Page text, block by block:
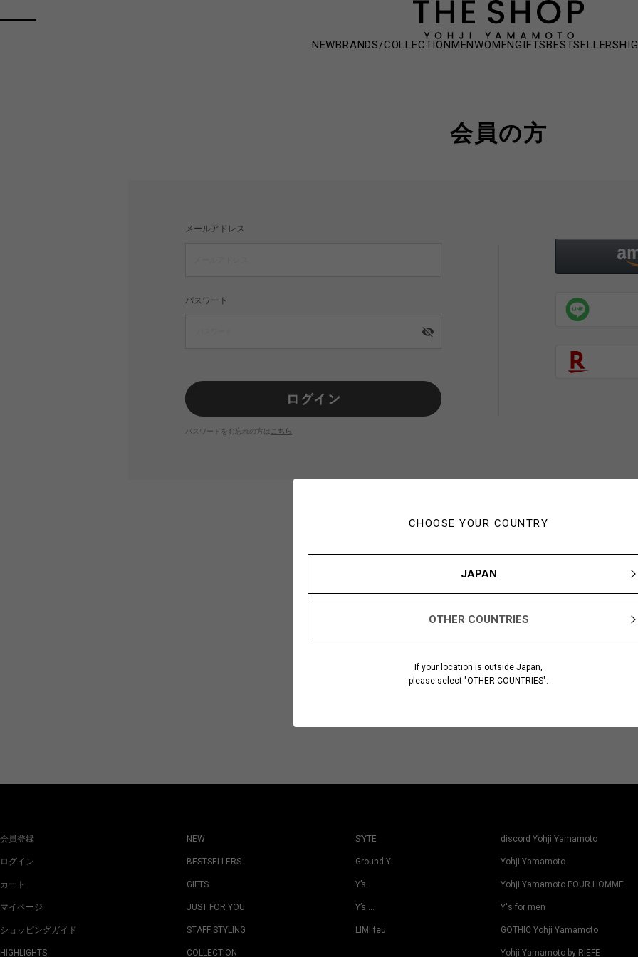
CHOOSE YOUR COUNTRY
JAPAN
OTHER COUNTRIES
If your location is outside Japan,
please select "OTHER COUNTRIES".
NEWBRANDS/COLLECTIONMENWOMENGIFTSBESTSELLERS
会員の方
メールアドレス
パスワード
visibility_off
パスワードをお忘れの方は こちら
初めてご利用の方・会員以
会員登録
ログイン
カート
マイページ
ショッピングガイド
HIGHLIGHTS
NEW
BESTSELLERS
GIFTS
JUST FOR YOU
STAFF STYLING
COLLECTION
S’YTE
Ground Y
Y’s
Y’s….
LIMI feu
discord Yohji Yamamoto
Yohji Yamamoto
Yohji Yamamoto POUR HOMME
Y's for men
GOTHIC Yohji Yamamoto
Yohji Yamamoto by RIEFE